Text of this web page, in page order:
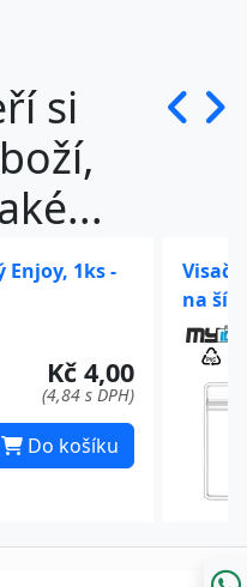
si
Enjoy, 1ks -
Kč 4,00
(4,84 s DPH)
Do košíku
na